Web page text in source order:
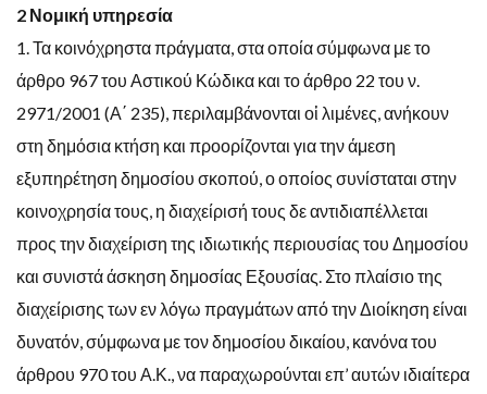
2 Νομική υπηρεσία
1. Τα κοινόχρηστα πράγματα, στα οποία σύμφωνα με το
άρθρο 967 του Αστικού Κώδικα και το άρθρο 22 του ν.
2971/2001 (Α΄ 235), περιλαμβάνονται οἱ λιμένες, ανήκουν
στη δημόσια κτήση και προορίζονται για την άμεση
εξυπηρέτηση δημοσίου σκοπού, ο οποίος συνίσταται στην
κοινοχρησία τους, η διαχείρισή τους δε αντιδιαπέλλεται
προς την διαχείριση της ιδιωτικής περιουσίας του Δημοσίου
και συνιστά άσκηση δημοσίας Εξουσίας. Στο πλαίσιο της
διαχείρισης των εν λόγω πραγμάτων από την Διοίκηση είναι
δυνατόν, σύμφωνα με τον δημοσίου δικαίου, κανόνα του
άρθρου 970 του Α.Κ., να παραχωρούνται επ’ αυτών ιδιαίτερα